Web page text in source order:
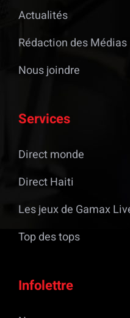
Actualités
Rédaction des Médias
Nous joindre
Services
Direct monde
Direct Haiti
Les jeux de Gamax
Top des tops
Infolettre